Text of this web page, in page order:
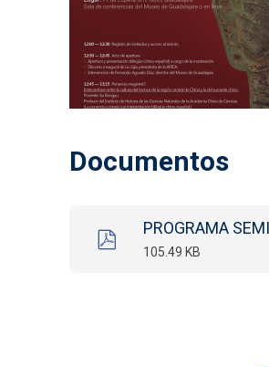
Documentos
PROGRAMA
105.49 KB